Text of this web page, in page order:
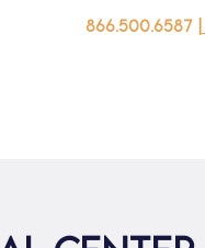
866.500.6587